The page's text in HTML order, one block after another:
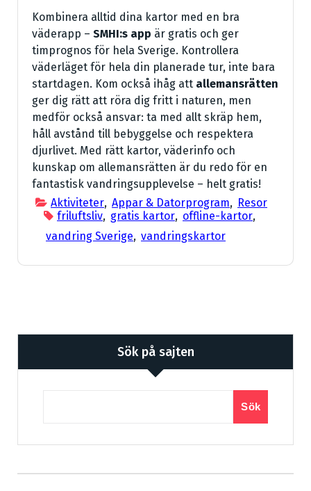
Kombinera alltid dina kartor med en bra
väderapp – SMHI:s app är gratis och ger
timprognos för hela Sverige. Kontrollera
väderläget för hela din planerade tur, inte bara
startdagen. Kom också ihåg att allemansrätten
ger dig rätt att röra dig fritt i naturen, men
medför också ansvar: ta med allt skräp hem,
håll avstånd till bebyggelse och respektera
djurlivet. Med rätt kartor, väderinfo och
kunskap om allemansrätten är du redo för en
fantastisk vandringsupplevelse – helt gratis!
Aktiviteter, Appar & Datorprogram, Resor
friluftsliv, gratis kartor, offline-kartor,
vandring Sverige, vandringskartor
Sök på sajten
Sök